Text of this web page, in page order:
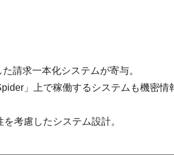
請求一本化システムが寄与。
」上で稼働するシステムも機密
考慮したシステム設計。